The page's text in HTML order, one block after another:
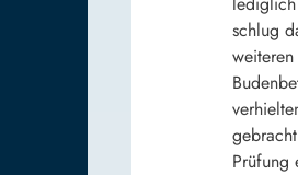
schlug
Prüfung